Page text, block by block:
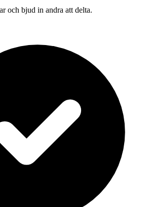
och bjud in andra att delta.